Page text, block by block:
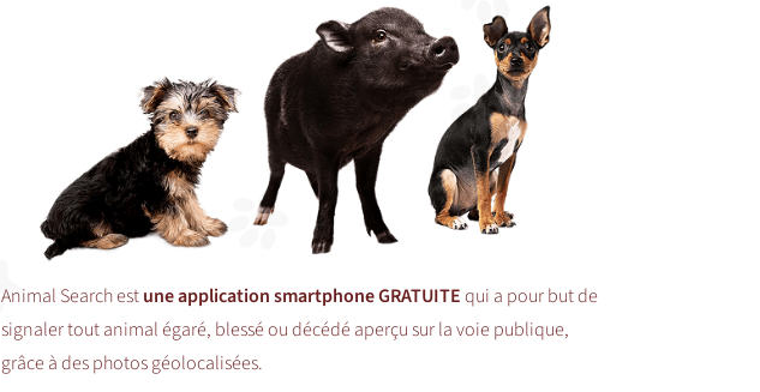
Animal Search estune application smartphone GRATUITEqui a pour but de
signaler tout animal égaré, blessé ou décédé aperçu sur la voie publique,
grâce à des photos géolocalisées.